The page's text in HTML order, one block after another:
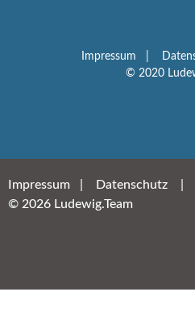
Impressum
© 2020
Impressum Datenschutz
© 2026 Ludewig.Team